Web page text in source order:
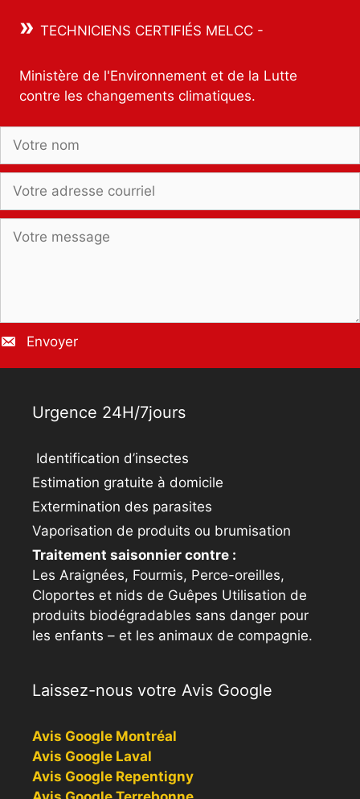
» TECHNICIENS CERTIFIÉS MELCC -
Ministère de l'Environnement et de la Lutte
contre les changements climatiques.
Envoyer
Urgence 24H/7jours
Identification d’insectes
Estimation gratuite à domicile
Extermination des parasites
Vaporisation de produits ou brumisation
Traitement saisonnier contre :
Les Araignées, Fourmis, Perce-oreilles,
Cloportes et nids de Guêpes Utilisation de
produits biodégradables sans danger pour
les enfants – et les animaux de compagnie.
Laissez-nous votre Avis Google
Avis Google Montréal
Avis Google Laval
Avis Google Repentigny